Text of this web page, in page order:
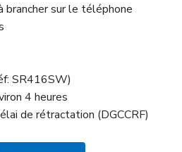
brancher sur le téléphone
SR416SW)
4 heures
de rétractation (DGCCRF)